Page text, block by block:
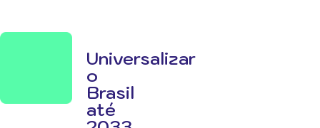
Universalizar
o
Brasil
até